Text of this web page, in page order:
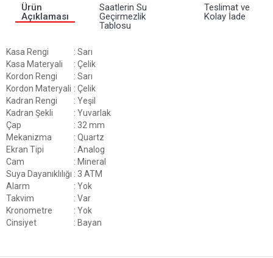
Ürün
Açıklaması
Saatlerin Su
Geçirmezlik
Tablosu
Teslimat ve
Kolay İade
Kasa Rengi
: Sarı
Kasa Materyali
: Çelik
Kordon Rengi
: Sarı
Kordon Materyali : Çelik
Kadran Rengi
: Yeşil
Kadran Şekli
: Yuvarlak
Çap
: 32 mm
Mekanizma
: Quartz
Ekran Tipi
: Analog
Cam
: Mineral
Suya Dayanıklılığı : 3 ATM
Alarm
: Yok
Takvim
: Var
Kronometre
: Yok
Cinsiyet
: Bayan